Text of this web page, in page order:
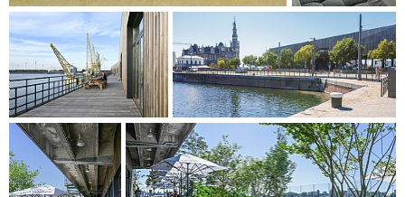
Videreføringen av trefasaden skaper en assimilering mellom
gammelt og nytt, samtidig som hvert byggs identitet
respekteres. Designen er basert på et synlig modulært
rutenett som maksimerer fleksibiliteten, noe som gir et
enkelt og ærlig uttrykk. Rom med dobbel høyde kobler
sammen bygningens to kontoretasjer på hvert sted og
kombinerer fleksible arbeidsplasser med panoramautsikt til
omgivelsene.